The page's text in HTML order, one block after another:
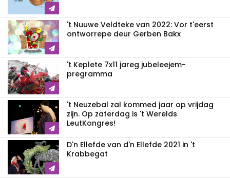
't Nuuwe Veldteke van 2022: Vor t'eerst
ontworrepe deur Gerben Bakx
't Keplete 7x11 jareg jubeleejem-
pregramma
't Neuzebal zal kommed jaar op vrijdag
zijn. Op zaterdag is 't Werelds
LeutKongres!
D'n Ellefde van d'n Ellefde 2021 in 't
Krabbegat